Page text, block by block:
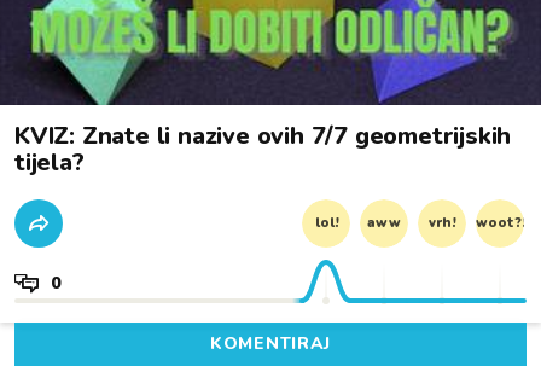
KVIZ: Znate li nazive ovih 7/7 geometrijskih
tijela?
lol! aww vrh! woot?!
0
KOMENTIRAJ